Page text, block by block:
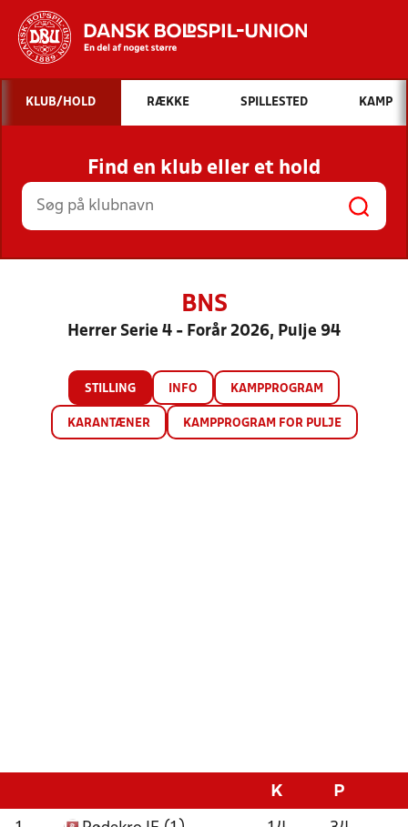
Hvad vil du søge efter?
INDHOLD OG NYHEDER
STILLINGER, RESULTATER, KLUBBER OG
HOLD
KLUB/HOLD RÆKKE SPILLESTED KAMP
Find en klub eller et hold
BNS
Herrer Serie 4 - Forår 2026, Pulje 94
STILLING INFO KAMPPROGRAM
KARANTÆNER KAMPPROGRAM FOR PULJE
K P